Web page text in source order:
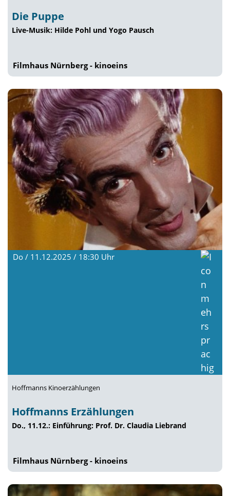
Die Puppe
Live-Musik: Hilde Pohl und Yogo Pausch
Filmhaus Nürnberg - kinoeins
Do / 11.12.2025 / 18:30 Uhr
Hoffmanns Kinoerzählungen
Hoffmanns Erzählungen
Do., 11.12.: Einführung: Prof. Dr. Claudia Liebrand
Filmhaus Nürnberg - kinoeins